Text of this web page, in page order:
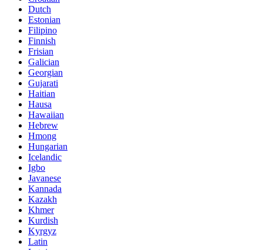
Dutch
Estonian
Filipino
Finnish
Frisian
Galician
Georgian
Gujarati
Haitian
Hausa
Hawaiian
Hebrew
Hmong
Hungarian
Icelandic
Igbo
Javanese
Kannada
Kazakh
Khmer
Kurdish
Kyrgyz
Latin